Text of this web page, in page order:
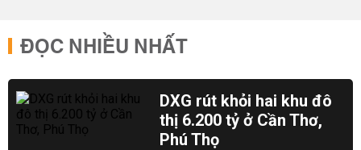
ĐỌC NHIỀU NHẤT
DXG rút khỏi hai khu đô
thị 6.200 tỷ ở Cần Thơ,
Phú Thọ